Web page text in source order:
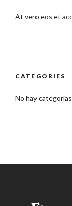
At vero eos et
CATEGORIES
No hay categorías